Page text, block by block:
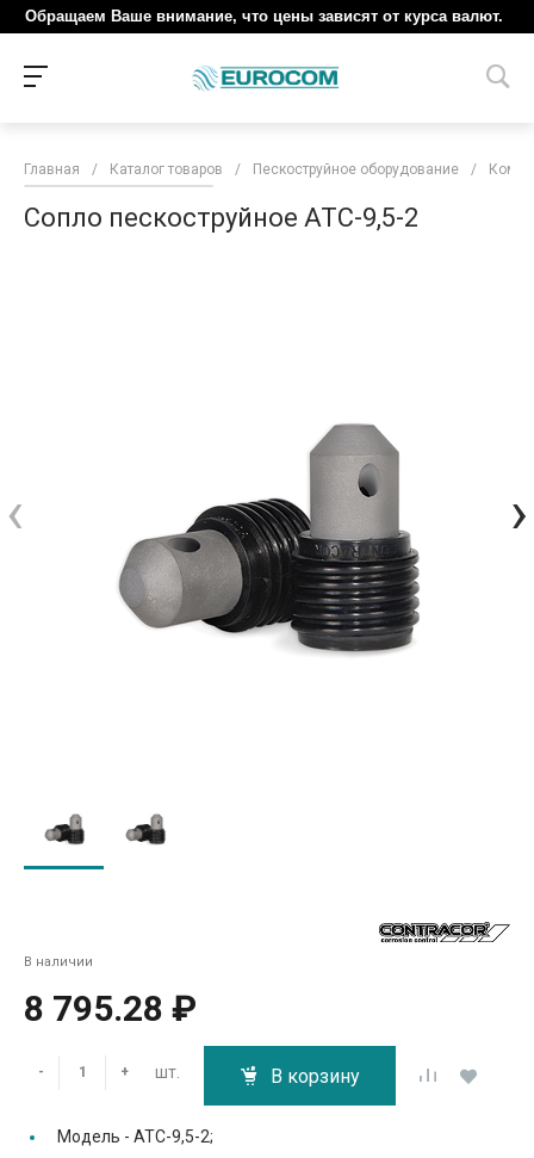
Обращаем Ваше внимание, что цены зависят от курса валют.
Главная / Каталог товаров / Пескоструйное оборудование /
Сопло пескоструйное ATC-9,5-2
‹ ›
В наличии
8 795.28 ₽
- + шт. В корзину
Модель - ATC-9,5-2;